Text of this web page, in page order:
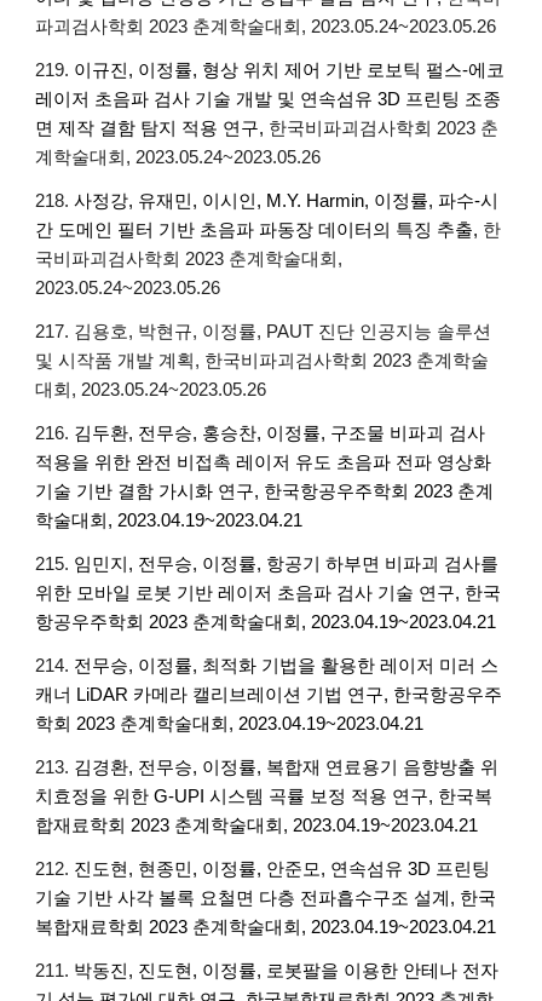
파괴검사학회 2023 춘계학술대회, 2023.05.24~2023.05.26
219. 이규진, 이정률, 형상 위치 제어 기반 로보틱 펄스-에코
레이저 초음파 검사 기술 개발 및 연속섬유 3D 프린팅 조종
면 제작 결함 탐지 적용 연구, 한국비파괴검사학회 2023 춘
계학술대회, 2023.05.24~2023.05.26
218.사정강, 유재민, 이시인, M.Y. Harmin, 이정률, 파수-시
간 도메인 필터 기반 초음파 파동장 데이터의 특징 추출, 한
국비파괴검사학회 2023 춘계학술대회,
2023.05.24~2023.05.26
217. 김용호, 박현규, 이정률, PAUT 진단 인공지능 솔루션
및 시작품 개발 계획, 한국비파괴검사학회 2023 춘계학술
대회, 2023.05.24~2023.05.26
216. 김두환, 전무승, 홍승찬, 이정률, 구조물 비파괴 검사
적용을 위한 완전 비접촉 레이저 유도 초음파 전파 영상화
기술 기반 결함 가시화 연구, 한국항공우주학회 2023 춘계
학술대회, 2023.04.19~2023.04.21
215. 임민지, 전무승, 이정률, 항공기 하부면 비파괴 검사를
위한 모바일 로봇 기반 레이저 초음파 검사 기술 연구, 한국
항공우주학회 2023 춘계학술대회, 2023.04.19~2023.04.21
214. 전무승, 이정률, 최적화 기법을 활용한 레이저 미러 스
캐너 LiDAR 카메라 캘리브레이션 기법 연구, 한국항공우주
학회 2023 춘계학술대회, 2023.04.19~2023.04.21
213. 김경환, 전무승, 이정률, 복합재 연료용기 음향방출 위
치효정을 위한 G-UPI 시스템 곡률 보정 적용 연구, 한국복
합재료학회 2023 춘계학술대회, 2023.04.19~2023.04.21
212. 진도현, 현종민, 이정률, 안준모, 연속섬유 3D 프린팅
기술 기반 사각 볼록 요철면 다층 전파흡수구조 설계 , 한국
복합재료학회 2023 춘계학술대회, 2023.04.19~2023.04.21
211. 박동진, 진도현, 이정률, 로봇팔을 이용한 안테나 전자